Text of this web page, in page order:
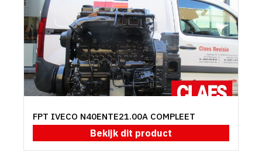
FPT IVECO N40ENTE21.00A COMPLEET
Bekijk dit product